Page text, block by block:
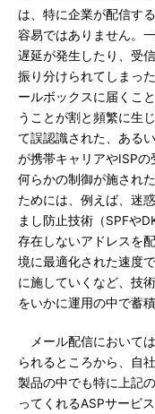
は、特に企業が配信す
容易ではありません。
遅延が発生したり、受
振り分けられてしまっ
ールボックスに届くこ
うことが割と頻繁に生
て誤認識された、ある
が携帯キャリアやISPの
何らかの制御が施され
ためには、例えば、迷
まし防止技術（SPFや
存在しないアドレスを
境に最適化された速度
に施していくなど、技
をいかに運用の中で蓄
メール配信において
られるところから、自
製品の中でも特に上記
ってくれるASPサービ